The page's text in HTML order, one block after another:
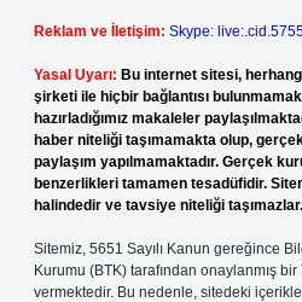
Reklam ve İletişim: Skype:
Yasal Uyarı: Bu internet sitesi,
şirketi ile hiçbir bağlantısı
hazırladığımız makaleler
haber niteliği taşımamakta olup,
paylaşım yapılmamaktadır. Gerçek
benzerlikleri tamamen tesadüfidir.
halindedir ve tavsiye niteliği taşımazlar.
Sitemiz, 5651 Sayılı Kanun gereğince
Kurumu (BTK) tarafından onaylanmış
vermektedir. Bu nedenle, sitedeki